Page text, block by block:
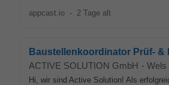
appcast.io - 2 Tage alt
Baustellenkoordinator Prüf-
ACTIVE SOLUTION GmbH - Wels
Hi, wir sind Active Solution! Als